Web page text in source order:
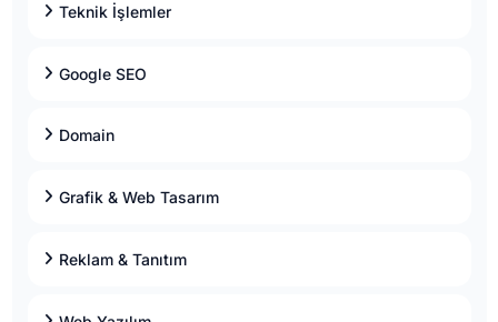
Teknik İşlemler
Google SEO
Domain
Grafik & Web Tasarım
Reklam & Tanıtım